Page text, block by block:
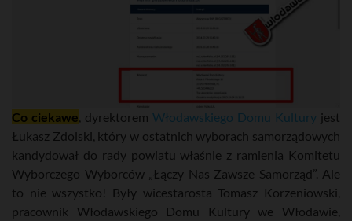
Co ciekawe , dyrektorem Włodawskiego Domu Kultury jest
Łukasz Zdolski, który w ostatnich wyborach samorządowych
kandydował do rady powiatu właśnie z ramienia Komitetu
Wyborczego Wyborców „Łączy Nas Zawsze Samorząd”. Ale
to nie wszystko! Były wicestarosta Tomasz Korzeniowski,
pracownik Włodawskiego Domu Kultury we Włodawie,